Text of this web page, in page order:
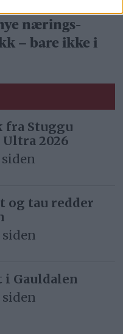
nærings­
– bare ikke i
fra Stuggu
2026
og tau redder
siden
Gauldalen
siden